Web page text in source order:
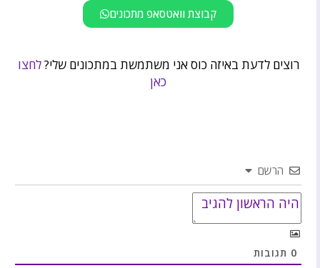
קבוצת וואטסאפ מתכונים
רוצים לדעת באיזה כוס אני משתמשת במתכונים שלי?לחצו
כאן
הרשם
0 תגובות